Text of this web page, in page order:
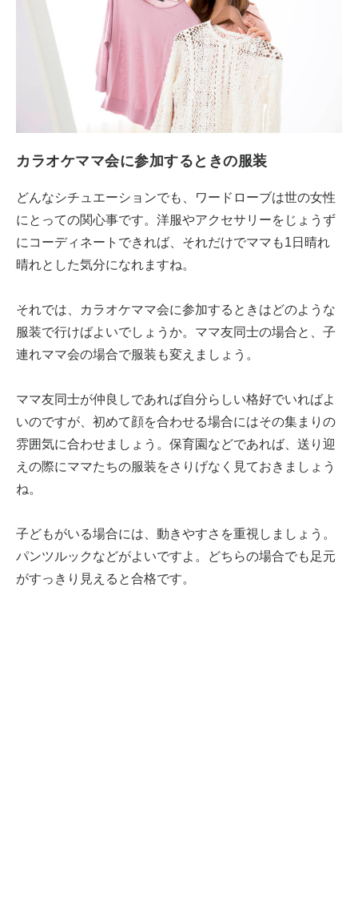
カラオケママ会に参加するときの服装
どんなシチュエーションでも、ワードローブは世の女性
にとっての関心事です。洋服やアクセサリーをじょうず
にコーディネートできれば、それだけでママも1日晴れ
晴れとした気分になれますね。
それでは、カラオケママ会に参加するときはどのような
服装で行けばよいでしょうか。ママ友同士の場合と、子
連れママ会の場合で服装も変えましょう。
ママ友同士が仲良しであれば自分らしい格好でいればよ
いのですが、初めて顔を合わせる場合にはその集まりの
雰囲気に合わせましょう。保育園などであれば、送り迎
えの際にママたちの服装をさりげなく見ておきましょう
ね。
子どもがいる場合には、動きやすさを重視しましょう。
パンツルックなどがよいですよ。どちらの場合でも足元
がすっきり見えると合格です。